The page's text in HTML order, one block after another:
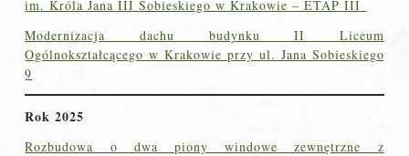
im. Króla Jana III Sobieskiego w Krakowie – ETAP III
Modernizacja dachu budynku II Liceum
Ogólnokształcącego w Krakowie przy ul. Jana Sobieskiego
9
Rok 2025
Rozbudowa o dwa piony windowe zewnętrzne z